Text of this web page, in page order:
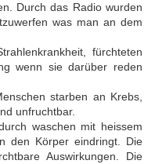
Durch das Radio wurden
was man an dem
fürchteten
wenn sie darüber reden
starben an Krebs,
unfruchtbar.
waschen mit heissem
den Körper eindringt. Die
Auswirkungen. Die